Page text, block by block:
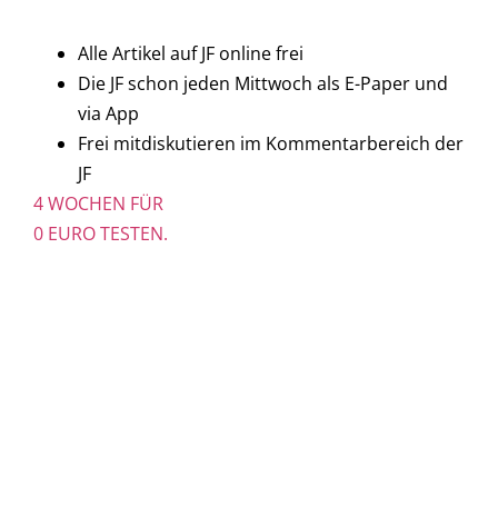
Alle Artikel auf JF online frei
Die JF schon jeden Mittwoch als E-Paper und
via App
Frei mitdiskutieren im Kommentarbereich der
JF
4 WOCHEN FÜR
0 EURO TESTEN.